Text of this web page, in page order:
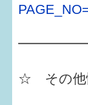
☆ その